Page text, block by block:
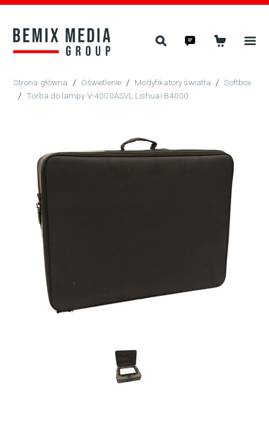
/ Oświetlenie / Modyfikatory światła /Softbox
/ Torba do lampy V-4000ASVL Lishuai B4000